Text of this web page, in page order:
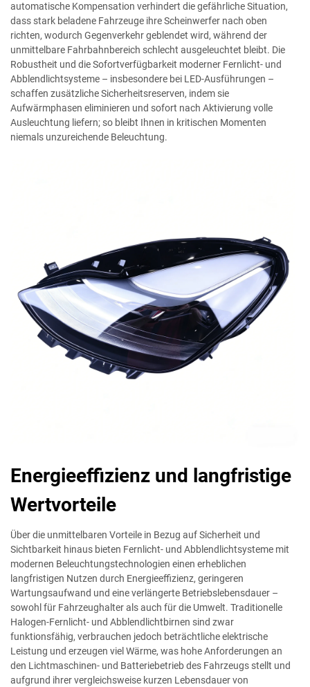
automatische Kompensation verhindert die gefährliche Situation,
dass stark beladene Fahrzeuge ihre Scheinwerfer nach oben
richten, wodurch Gegenverkehr geblendet wird, während der
unmittelbare Fahrbahnbereich schlecht ausgeleuchtet bleibt. Die
Robustheit und die Sofortverfügbarkeit moderner Fernlicht- und
Abblendlichtsysteme – insbesondere bei LED-Ausführungen –
schaffen zusätzliche Sicherheitsreserven, indem sie
Aufwärmphasen eliminieren und sofort nach Aktivierung volle
Ausleuchtung liefern; so bleibt Ihnen in kritischen Momenten
niemals unzureichende Beleuchtung.
Energieeffizienz und langfristige
Wertvorteile
Über die unmittelbaren Vorteile in Bezug auf Sicherheit und
Sichtbarkeit hinaus bieten Fernlicht- und Abblendlichtsysteme mit
modernen Beleuchtungstechnologien einen erheblichen
langfristigen Nutzen durch Energieeffizienz, geringeren
Wartungsaufwand und eine verlängerte Betriebslebensdauer –
sowohl für Fahrzeughalter als auch für die Umwelt. Traditionelle
Halogen-Fernlicht- und Abblendlichtbirnen sind zwar
funktionsfähig, verbrauchen jedoch beträchtliche elektrische
Leistung und erzeugen viel Wärme, was hohe Anforderungen an
den Lichtmaschinen- und Batteriebetrieb des Fahrzeugs stellt und
aufgrund ihrer vergleichsweise kurzen Lebensdauer von